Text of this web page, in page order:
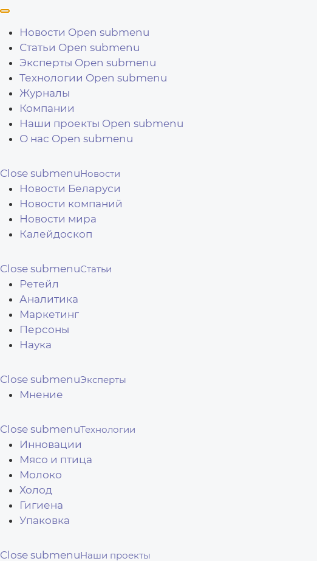
Новости Open submenu
Статьи Open submenu
Эксперты Open submenu
Технологии Open submenu
Журналы
Компании
Наши проекты Open submenu
О нас Open submenu
Close submenuНовости
Новости Беларуси
Новости компаний
Новости мира
Калейдоскоп
Close submenuСтатьи
Ретейл
Аналитика
Маркетинг
Персоны
Наука
Close submenuЭксперты
Мнение
Close submenuТехнологии
Инновации
Мясо и птица
Молоко
Холод
Гигиена
Упаковка
Close submenuНаши проекты
Перейти к основному содержанию